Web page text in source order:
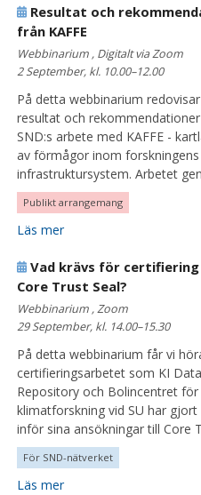
Resultat och
från KAFFE
Webbinarium , Digitalt via Zoom
2 September, kl. 10.00–12.00
På detta webbinarium
resultat och
SND:s arbete med KAFFE -
av förmågor inom forskningens
infrastruktursystem. Arbetet
Publikt arrangemang
Läs mer
Vad krävs för certifiering
Core Trust Seal?
Webbinarium , Zoom
29 September, kl. 14.00–15.30
På detta webbinarium får vi
certifieringsarbetet som KI Data
Repository och Bolincentret för
klimatforskning vid SU har
inför sina ansökningar till Core
För SND-nätverket
Läs mer